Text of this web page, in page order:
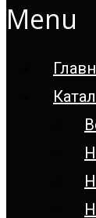
Menu